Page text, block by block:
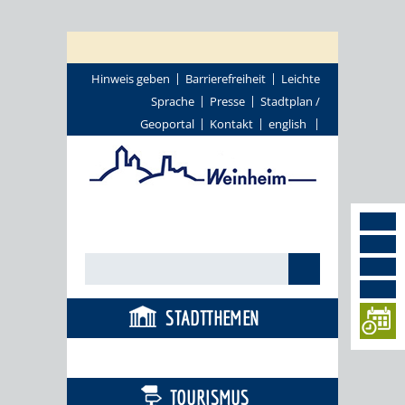
Hinweis geben Barrierefreiheit
Leichte
Sprache
Presse
Stadtplan /
Geoportal
Kontakt english
STADTTHEMEN
TOURISMUS